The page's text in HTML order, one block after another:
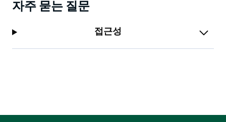
자주 묻는 질문
접근성